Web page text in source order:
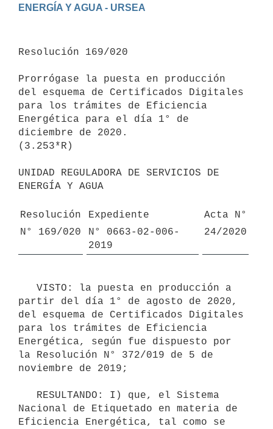
Resolución 169/020
Prorrógase la puesta en producción
del esquema de Certificados Digitales
para los trámites de Eficiencia
Energética para el día 1° de
diciembre de 2020.
(3.253*R)
UNIDAD REGULADORA DE SERVICIOS DE
ENERGÍA Y AGUA
Resolución Expediente
Acta N°
N° 169/020
N° 0663-02-006-
2019
24/2020
partir del día 1° de agosto de 2020,
del esquema de Certificados Digitales
para los trámites de Eficiencia
Energética, según fue dispuesto por
la Resolución N° 372/019 de 5 de
noviembre de 2019;
Nacional de Etiquetado en materia de
Eficiencia Energética, tal como se